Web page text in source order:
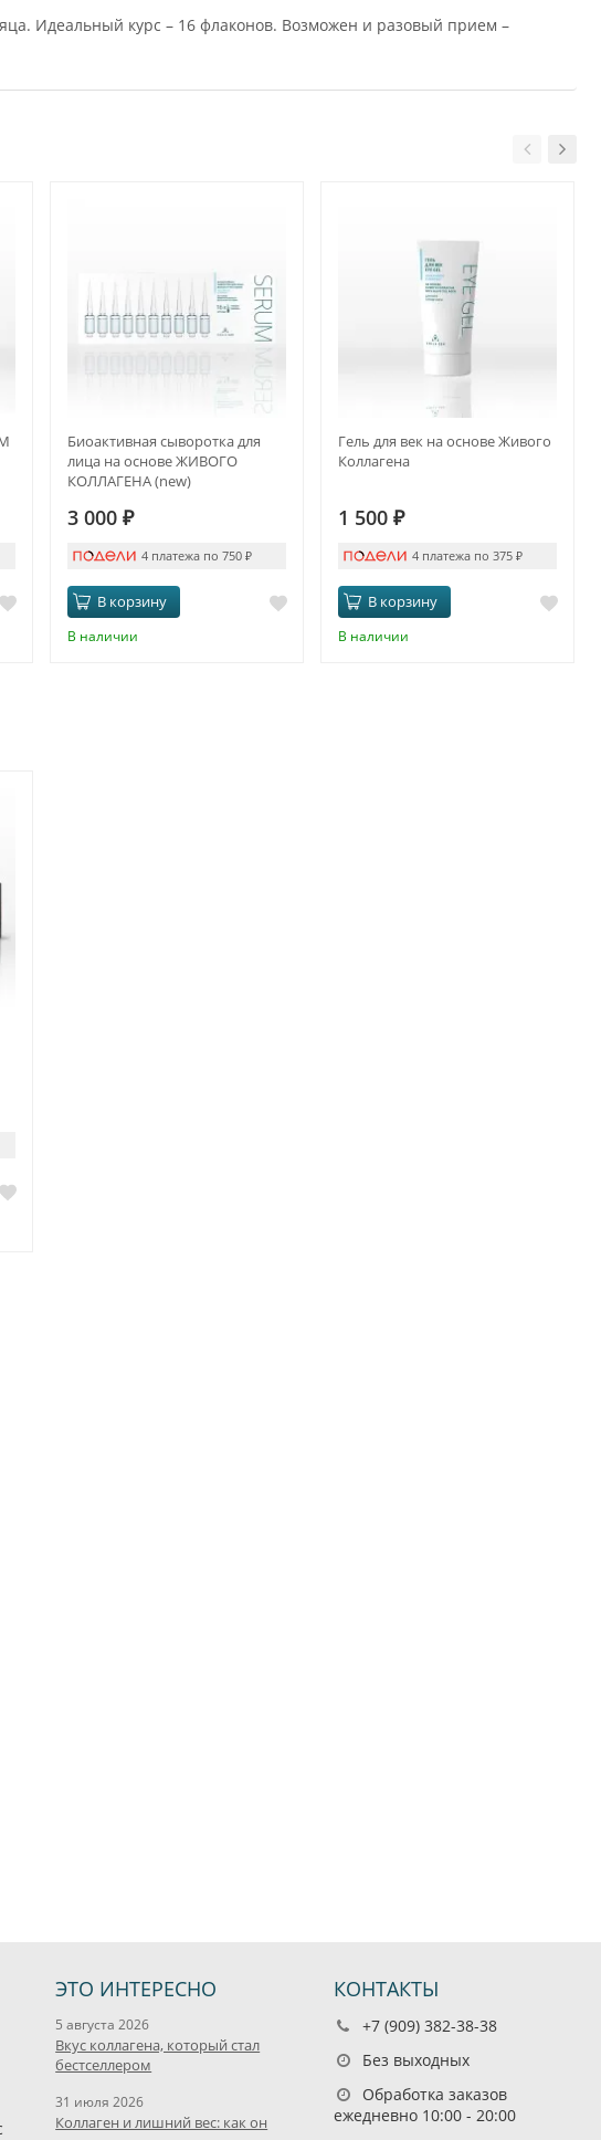
Идеальный курс – 16 флаконов. Возможен и разовый прием –
Биоактивная сыворотка для
лица на основе ЖИВОГО
КОЛЛАГЕНА (new)
3 000 ₽
4 платежа по 750₽
В корзину
В наличии
Гель для век на основе Живого
Коллагена
1 500 ₽
4 платежа по 375₽
В корзину
В наличии
ЭТО ИНТЕРЕСНО
5 августа 2026
Вкус коллагена, который стал
бестселлером
31 июля 2026
Коллаген и лишний вес: как он
КОНТАКТЫ
+7 (909) 382-38-38
Без выходных
Обработка заказов
ежедневно 10:00 - 20:00